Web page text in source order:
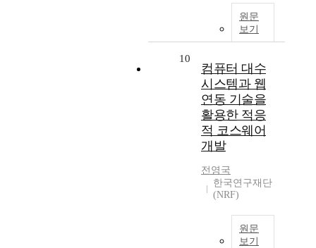
원문
보기
10
컴퓨터 대수
시스템과 웹
연동 기술을
활용한 적응
적 코스웨어
개발
전영국
한국연구재단
(NRF)
원문
보기